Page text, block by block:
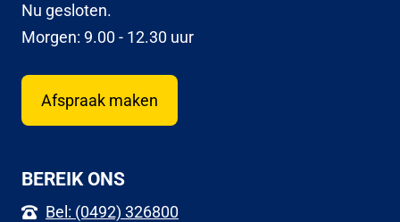
Nu gesloten.
Morgen: 9.00 - 12.30 uur
Afspraak maken
BEREIK ONS
Bel: (0492) 326800